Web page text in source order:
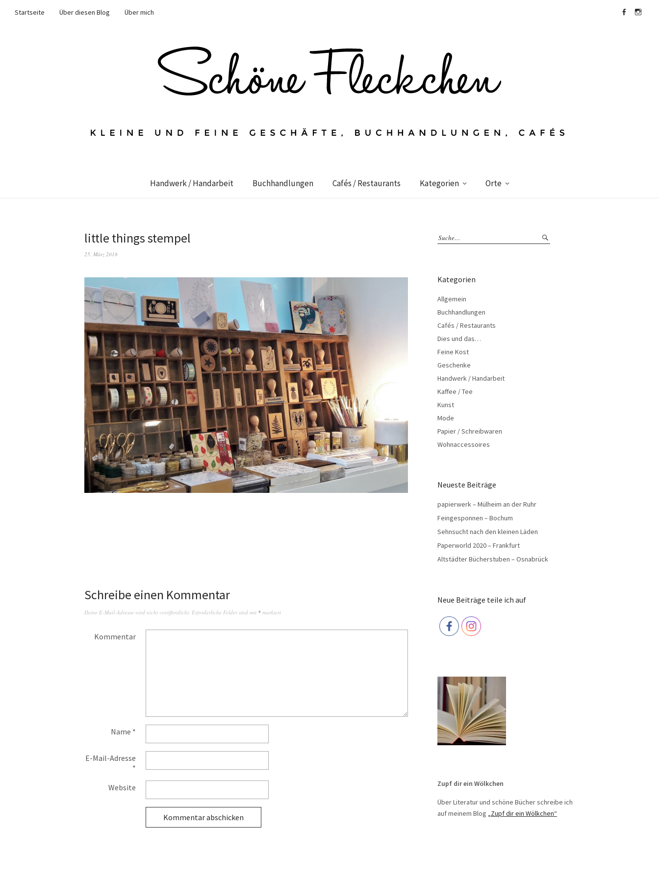
Startseite Über diesen Blog
Über mich
Handwerk / Handarbeit Buchhandlungen Cafés / Restaurants Kategorien Orte
little things stempel
25. März 2018
Schreibe einen Kommentar
Deine E-Mail-Adresse wird nicht veröffentlicht. Erforderliche Felder sind mit * markiert
Kommentar
Name *
E-Mail-Adresse
*
Website
Kategorien
Allgemein
Buchhandlungen
Cafés / Restaurants
Dies und das…
Feine Kost
Geschenke
Handwerk / Handarbeit
Kaffee / Tee
Kunst
Mode
Papier / Schreibwaren
Wohnaccessoires
Neueste Beiträge
papierwerk – Mülheim an der Ruhr
Feingesponnen – Bochum
Sehnsucht nach den kleinen Läden
Paperworld 2020 – Frankfurt
Altstädter Bücherstuben – Osnabrück
Neue Beiträge teile ich auf
Zupf dir ein Wölkchen
Über Literatur und schöne Bücher schreibe ich
auf meinem Blog
„Zupf dir ein Wölkchen“